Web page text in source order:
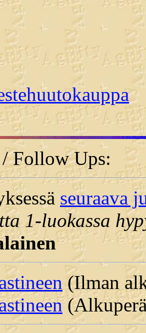
/ Follow Ups:
seuraava
1-luokassa
(Ilman